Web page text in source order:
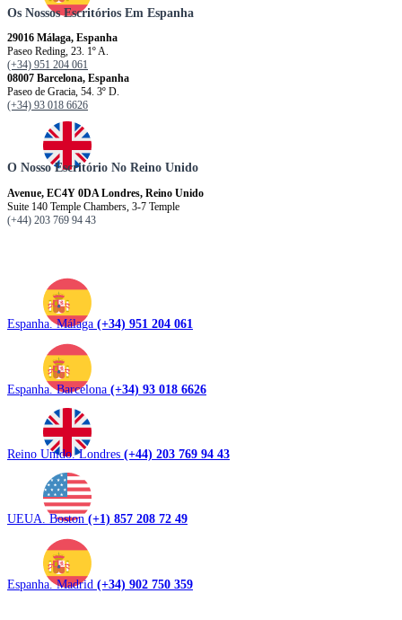
Os Nossos Escritórios Em Espanha
29016 Málaga, Espanha
Paseo Reding, 23. 1º A.
(+34) 951 204 061
08007 Barcelona, ​​​​​Espanha
Paseo de Gracia, 54. 3º D.
(+34) 93 018 6626
O Nosso Escritório No Reino Unido
Avenue, EC4Y 0DA Londres, Reino Unido
Suite 140 Temple Chambers, 3-7 Temple
(+44) 203 769 94 43
Espanha. Málaga (+34) 951 204 061
Espanha. Barcelona (+34) 93 018 6626
Reino Unido. Londres (+44) 203 769 94 43
UEUA. Boston(+1) 857 208 72 49
Espanha. Madrid (+34) 902 750 359